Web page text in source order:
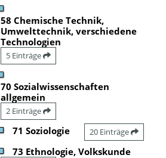
58 Chemische Technik,
Umwelttechnik, verschiedene
Technologien
5 Einträge
70 Sozialwissenschaften
allgemein
2 Einträge
71 Soziologie 20 Einträge
73 Ethnologie, Volkskunde